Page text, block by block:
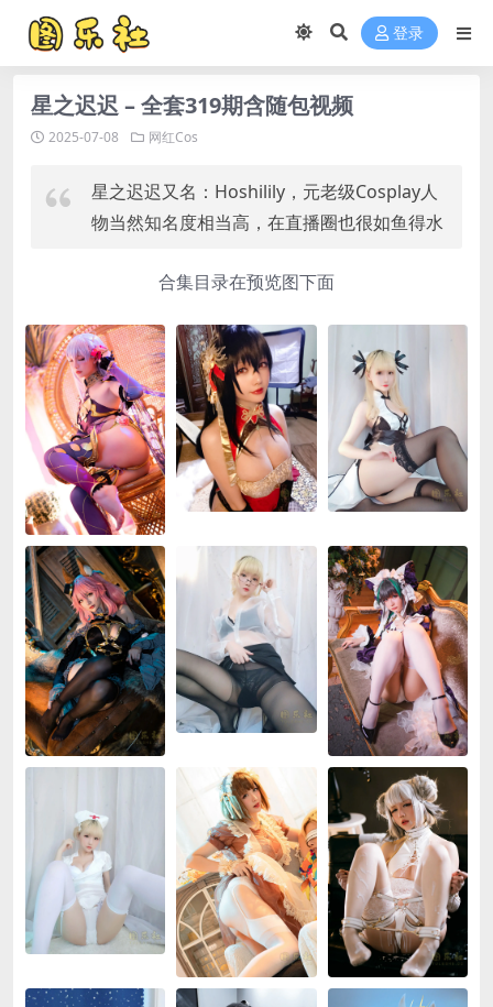
登录
星之迟迟 – 全套319期含随包视频
2025-07-08 网红Cos
星之迟迟又名：Hoshilily，元老级Cosplay人
物当然知名度相当高，在直播圈也很如鱼得水
合集目录在预览图下面